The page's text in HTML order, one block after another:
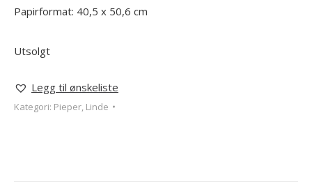
Papirformat: 40,5 x 50,6 cm
Utsolgt
Legg til ønskeliste
Kategori: Pieper, Linde